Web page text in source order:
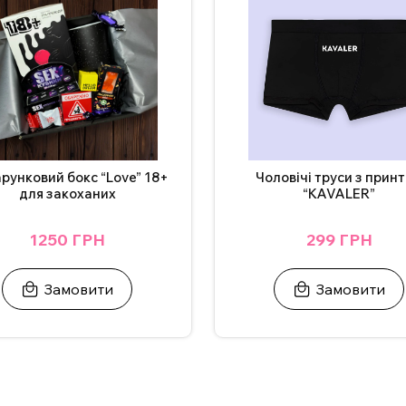
бокс “Love” 18+
для закоханих
1250 ГРН
Замовити
Чоловічі труси з
“KAVALER”
299 ГРН
Замовити